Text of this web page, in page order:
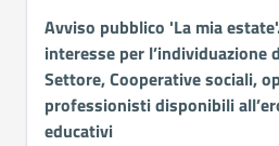
Avviso pubblico 'La mia
interesse per l’individuazione
Settore, Cooperative sociali,
professionisti disponibili
educativi